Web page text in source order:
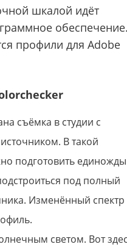
шкалой идёт
профили для Adobe
съёмка в студии с
В такой
подготовить
под полный
Изменённый спектр
светом. Вот